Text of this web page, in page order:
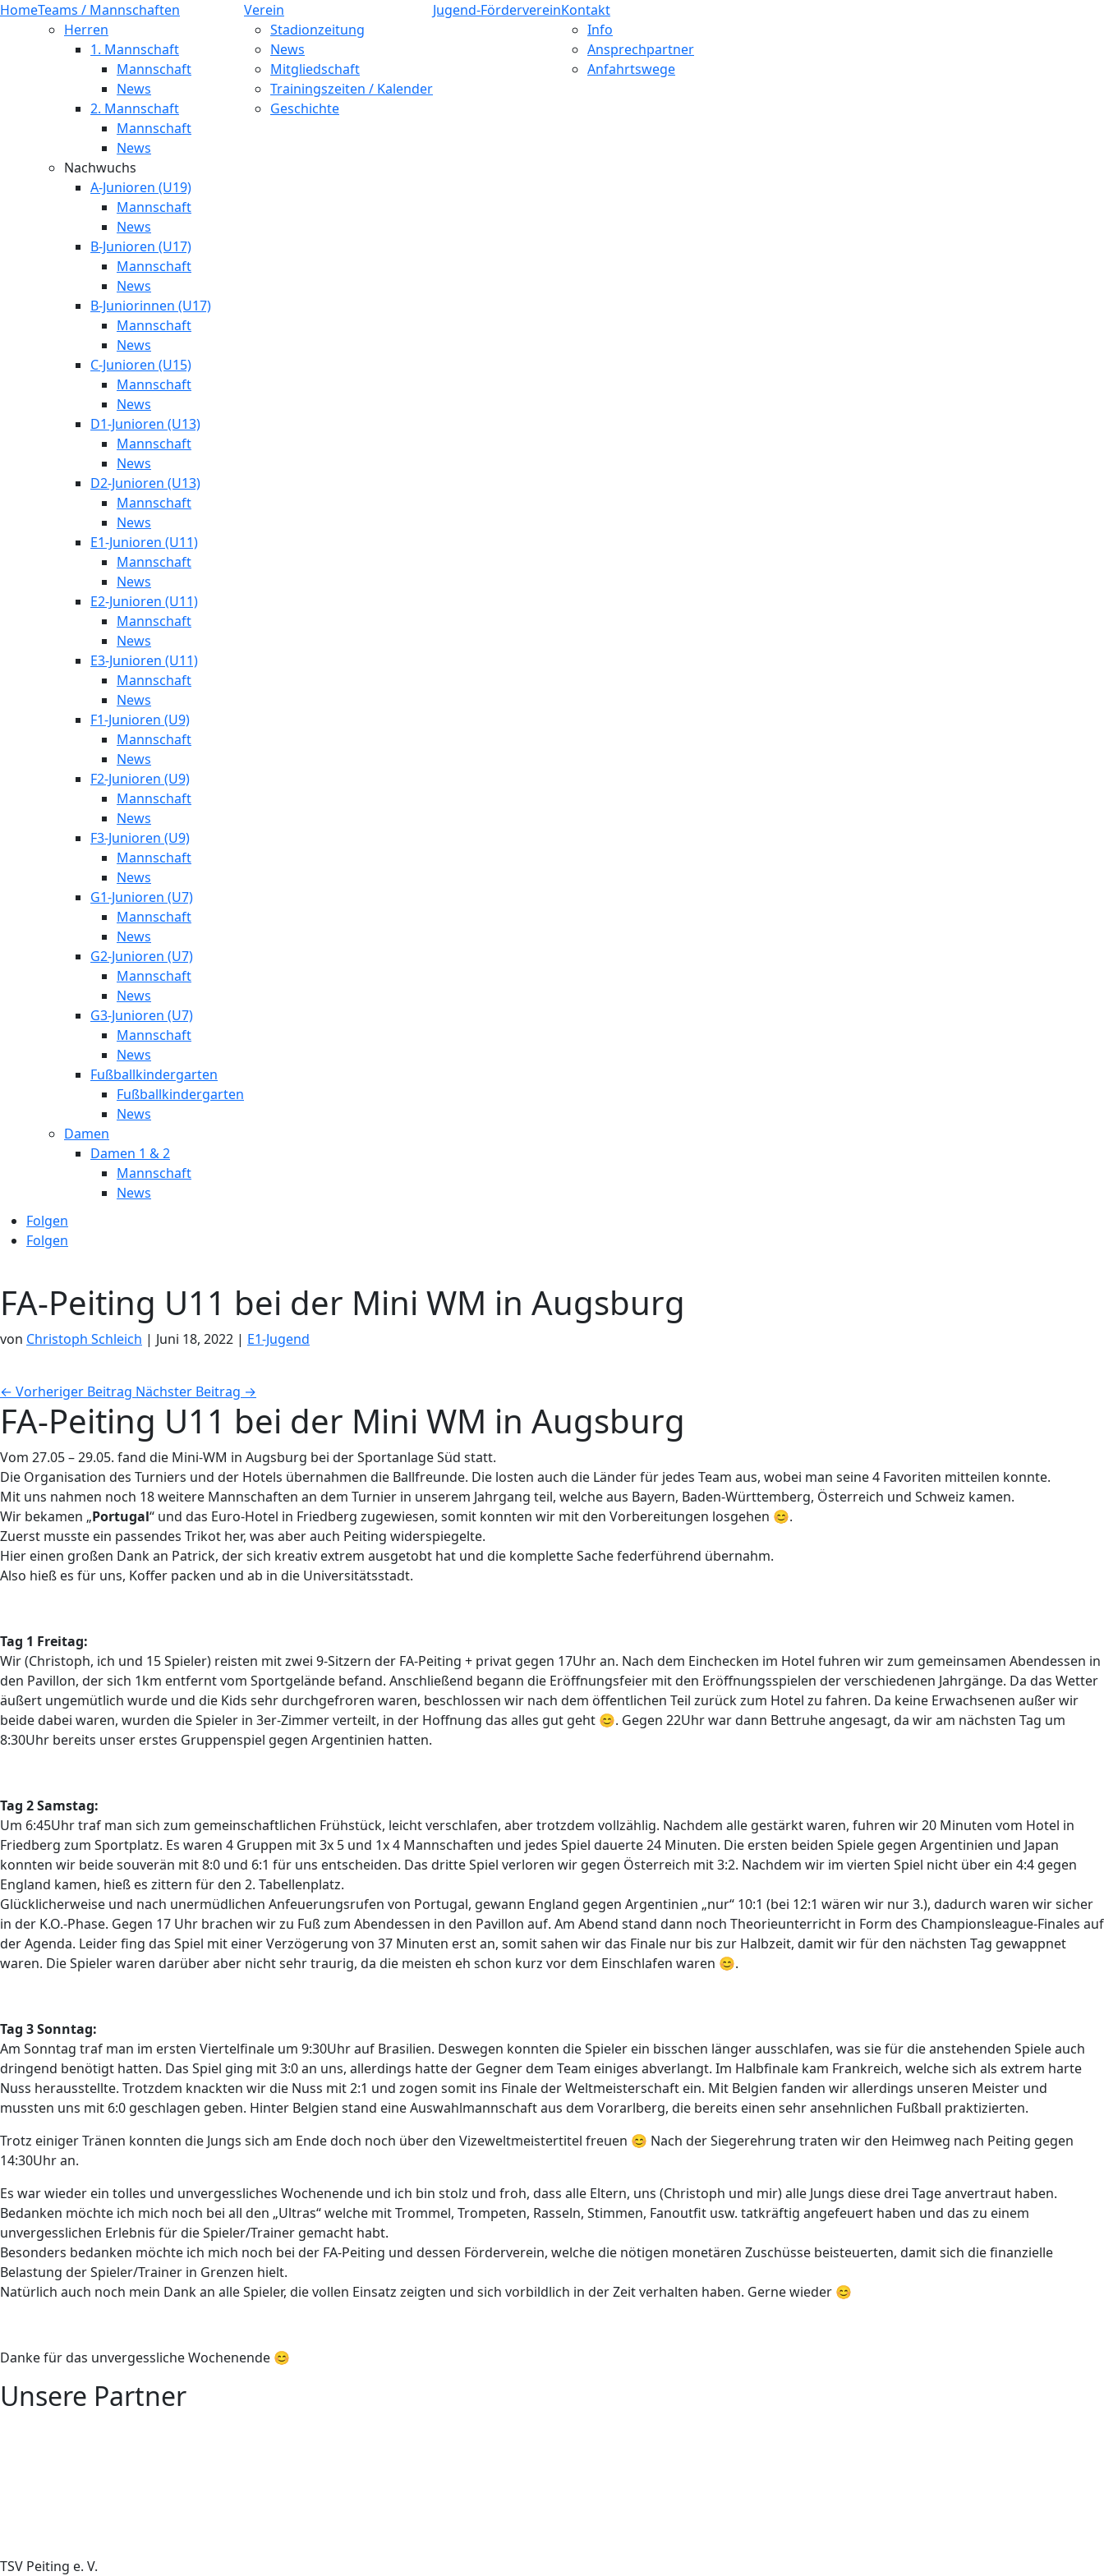
HomeTeams / Mannschaften
Herren
1. Mannschaft
Mannschaft
News
2. Mannschaft
Mannschaft
News
Nachwuchs
A-Junioren (U19)
Mannschaft
News
B-Junioren (U17)
Mannschaft
News
B-Juniorinnen (U17)
Mannschaft
News
C-Junioren (U15)
Mannschaft
News
D1-Junioren (U13)
Mannschaft
News
D2-Junioren (U13)
Mannschaft
News
E1-Junioren (U11)
Mannschaft
News
E2-Junioren (U11)
Mannschaft
News
E3-Junioren (U11)
Mannschaft
News
F1-Junioren (U9)
Mannschaft
News
F2-Junioren (U9)
Mannschaft
News
F3-Junioren (U9)
Mannschaft
News
G1-Junioren (U7)
Mannschaft
News
G2-Junioren (U7)
Mannschaft
News
G3-Junioren (U7)
Mannschaft
News
Fußballkindergarten
Fußballkindergarten
News
Damen
Damen 1 & 2
Mannschaft
News
Verein
Stadionzeitung
News
Mitgliedschaft
Trainingszeiten / Kalender
Geschichte
Jugend-FördervereinKontakt
Info
Ansprechpartner
Anfahrtswege
Folgen
Folgen
FA-Peiting U11 bei der Mini WM in Augsburg
von Christoph Schleich | Juni 18, 2022 | E1-Jugend
← Vorheriger Beitrag Nächster Beitrag →
FA-Peiting U11 bei der Mini WM in Augsburg
Vom 27.05 – 29.05. fand die Mini-WM in Augsburg bei der Sportanlage Süd statt.
Die Organisation des Turniers und der Hotels übernahmen die Ballfreunde. Die losten auch die Länder für jedes Team aus, wobei man seine 4 Favoriten mitteilen konnte.
Mit uns nahmen noch 18 weitere Mannschaften an dem Turnier in unserem Jahrgang teil, welche aus Bayern, Baden-Württemberg, Österreich und Schweiz kamen.
Wir bekamen „Portugal“ und das Euro-Hotel in Friedberg zugewiesen, somit konnten wir mit den Vorbereitungen losgehen 😊.
Zuerst musste ein passendes Trikot her, was aber auch Peiting widerspiegelte.
Hier einen großen Dank an Patrick, der sich kreativ extrem ausgetobt hat und die komplette Sache federführend übernahm.
Also hieß es für uns, Koffer packen und ab in die Universitätsstadt.
Tag 1 Freitag:
Wir (Christoph, ich und 15 Spieler) reisten mit zwei 9-Sitzern der FA-Peiting + privat gegen 17Uhr an. Nach dem Einchecken im Hotel fuhren wir zum gemeinsamen Abendessen in
den Pavillon, der sich 1km entfernt vom Sportgelände befand. Anschließend begann die Eröffnungsfeier mit den Eröffnungsspielen der verschiedenen Jahrgänge. Da das Wetter
äußert ungemütlich wurde und die Kids sehr durchgefroren waren, beschlossen wir nach dem öffentlichen Teil zurück zum Hotel zu fahren. Da keine Erwachsenen außer wir
beide dabei waren, wurden die Spieler in 3er-Zimmer verteilt, in der Hoffnung das alles gut geht 😊. Gegen 22Uhr war dann Bettruhe angesagt, da wir am nächsten Tag um
8:30Uhr bereits unser erstes Gruppenspiel gegen Argentinien hatten.
Tag 2 Samstag:
Um 6:45Uhr traf man sich zum gemeinschaftlichen Frühstück, leicht verschlafen, aber trotzdem vollzählig. Nachdem alle gestärkt waren, fuhren wir 20 Minuten vom Hotel in
Friedberg zum Sportplatz. Es waren 4 Gruppen mit 3x 5 und 1x 4 Mannschaften und jedes Spiel dauerte 24 Minuten. Die ersten beiden Spiele gegen Argentinien und Japan
konnten wir beide souverän mit 8:0 und 6:1 für uns entscheiden. Das dritte Spiel verloren wir gegen Österreich mit 3:2. Nachdem wir im vierten Spiel nicht über ein 4:4 gegen
England kamen, hieß es zittern für den 2. Tabellenplatz.
Glücklicherweise und nach unermüdlichen Anfeuerungsrufen von Portugal, gewann England gegen Argentinien „nur“ 10:1 (bei 12:1 wären wir nur 3.), dadurch waren wir sicher
in der K.O.-Phase. Gegen 17 Uhr brachen wir zu Fuß zum Abendessen in den Pavillon auf. Am Abend stand dann noch Theorieunterricht in Form des Championsleague-Finales auf
der Agenda. Leider fing das Spiel mit einer Verzögerung von 37 Minuten erst an, somit sahen wir das Finale nur bis zur Halbzeit, damit wir für den nächsten Tag gewappnet
waren. Die Spieler waren darüber aber nicht sehr traurig, da die meisten eh schon kurz vor dem Einschlafen waren 😊.
Tag 3 Sonntag:
Am Sonntag traf man im ersten Viertelfinale um 9:30Uhr auf Brasilien. Deswegen konnten die Spieler ein bisschen länger ausschlafen, was sie für die anstehenden Spiele auch
dringend benötigt hatten. Das Spiel ging mit 3:0 an uns, allerdings hatte der Gegner dem Team einiges abverlangt. Im Halbfinale kam Frankreich, welche sich als extrem harte
Nuss herausstellte. Trotzdem knackten wir die Nuss mit 2:1 und zogen somit ins Finale der Weltmeisterschaft ein. Mit Belgien fanden wir allerdings unseren Meister und
mussten uns mit 6:0 geschlagen geben. Hinter Belgien stand eine Auswahlmannschaft aus dem Vorarlberg, die bereits einen sehr ansehnlichen Fußball praktizierten.
Trotz einiger Tränen konnten die Jungs sich am Ende doch noch über den Vizeweltmeistertitel freuen 😊 Nach der Siegerehrung traten wir den Heimweg nach Peiting gegen
14:30Uhr an.
Es war wieder ein tolles und unvergessliches Wochenende und ich bin stolz und froh, dass alle Eltern, uns (Christoph und mir) alle Jungs diese drei Tage anvertraut haben.
Bedanken möchte ich mich noch bei all den „Ultras“ welche mit Trommel, Trompeten, Rasseln, Stimmen, Fanoutfit usw. tatkräftig angefeuert haben und das zu einem
unvergesslichen Erlebnis für die Spieler/Trainer gemacht habt.
Besonders bedanken möchte ich mich noch bei der FA-Peiting und dessen Förderverein, welche die nötigen monetären Zuschüsse beisteuerten, damit sich die finanzielle
Belastung der Spieler/Trainer in Grenzen hielt.
Natürlich auch noch mein Dank an alle Spieler, die vollen Einsatz zeigten und sich vorbildlich in der Zeit verhalten haben. Gerne wieder 😊
Danke für das unvergessliche Wochenende 😊
Unsere Partner
TSV Peiting e. V.